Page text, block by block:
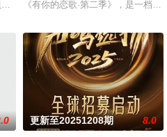
鄂伦春地区，展开一场聚焦青年能量
《有你的恋歌·第二季》，是一档
更新至20251208期 8.0